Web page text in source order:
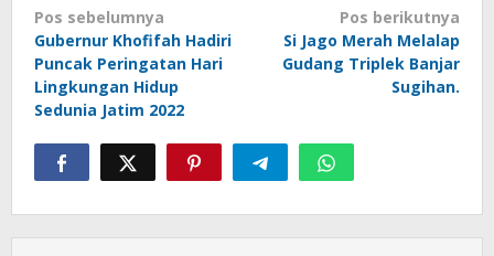
Navigasi
pos
Pos sebelumnya
Gubernur Khofifah Hadiri
Puncak Peringatan Hari
Lingkungan Hidup
Sedunia Jatim 2022
Pos berikutnya
Si Jago Merah Melalap
Gudang Triplek Banjar
Sugihan.